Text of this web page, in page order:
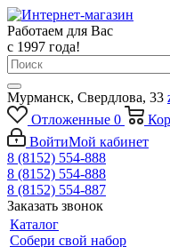
Работаем для Вас
с 1997 года!
Мурманск, Свердлова, 33
Отложенные 0
ВойтиМой кабинет
8 (8152) 554-888
8 (8152) 554-888
8 (8152) 554-887
Заказать звонок
Каталог
Собери свой набор